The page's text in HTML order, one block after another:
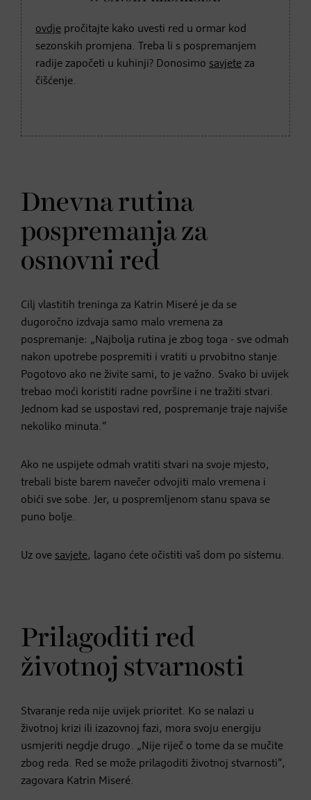
ovdje pročitajte kako uvesti red u ormar kod
sezonskih promjena. Treba li s pospremanjem
radije započeti u kuhinji? Donosimo savjete za
čišćenje.
Dnevna rutina
pospremanja za
osnovni red
Cilj vlastitih treninga za Katrin Miseré je da se
dugoročno izdvaja samo malo vremena za
pospremanje: „Najbolja rutina je zbog toga - sve odmah
nakon upotrebe pospremiti i vratiti u prvobitno stanje.
Pogotovo ako ne živite sami, to je važno. Svako bi uvijek
trebao moći koristiti radne površine i ne tražiti stvari.
Jednom kad se uspostavi red, pospremanje traje najviše
nekoliko minuta.“
Ako ne uspijete odmah vratiti stvari na svoje mjesto,
trebali biste barem navečer odvojiti malo vremena i
obići sve sobe. Jer, u pospremljenom stanu spava se
puno bolje.
Uz ove savjete, lagano ćete očistiti vaš dom po sistemu.
Prilagoditi red
životnoj stvarnosti
Stvaranje reda nije uvijek prioritet. Ko se nalazi u
životnoj krizi ili izazovnoj fazi, mora svoju energiju
usmjeriti negdje drugo. „Nije riječ o tome da se mučite
zbog reda. Red se može prilagoditi životnoj stvarnosti“,
zagovara Katrin Miseré.